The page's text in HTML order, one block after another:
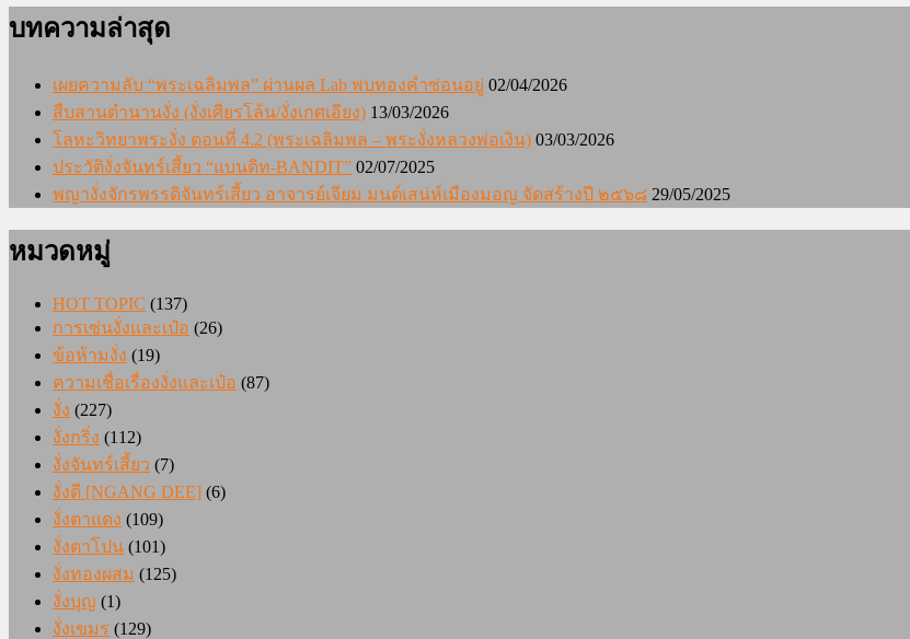
บทความล่าสุด
เผยความลับ “พระเฉลิมพล” ผ่านผล Lab พบทองคำซ่อนอยู่ 02/04/2026
สืบสานตำนานงั่ง (งั่งเศียรโล้น/งั่งเกศเอียง) 13/03/2026
โลหะวิทยาพระงั่ง ตอนที่ 4.2 (พระเฉลิมพล – พระงั่งหลวงพ่อเงิน) 03/03/2026
ประวัติงั่งจันทร์เสี้ยว “แบนดิท-BANDIT” 02/07/2025
พญางั่งจักรพรรดิจันทร์เสี้ยว อาจารย์เจียม มนต์เสน่ห์เมืองมอญ จัดสร้างปี ๒๕๖๘ 29/05/2025
หมวดหมู่
HOT TOPIC (137)
การเซ่นงั่งและเป๋อ (26)
ข้อห้ามงั่ง (19)
ความเชื่อเรื่องงั่งและเป๋อ (87)
งั่ง (227)
งั่งกริ่ง (112)
งั่งจันทร์เสี้ยว (7)
งั่งดี [NGANG DEE] (6)
งั่งตาแดง (109)
งั่งตาโปน (101)
งั่งทองผสม (125)
งั่งบุญ (1)
งั่งเขมร (129)